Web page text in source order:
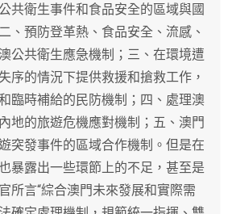
共衛生事件和食品安全的區域與國
、預防登革熱、食品安全、流感、
公共衛生應急機制；三、在環境遭
序的情況下提供救援和搶救工作，
臨時補給的民防機制；四、處理澳
地的旅遊危機應對機制；五、澳門
突發事件的區域合作機制。但是在
暴露出一些環節上的不足，甚至是
所言“綜合澳門未來發展和實際需